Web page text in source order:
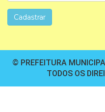
© PREFEITURA
TODOS OS